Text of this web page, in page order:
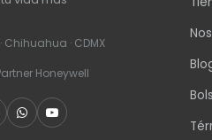
Chihuahua · CDMX
Honeywell